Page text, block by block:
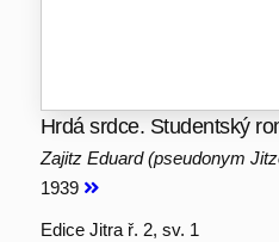
Hrdá srdce. Studentský
Zajitz Eduard (pseudonym
1939
Edice Jitra ř. 2, sv. 1